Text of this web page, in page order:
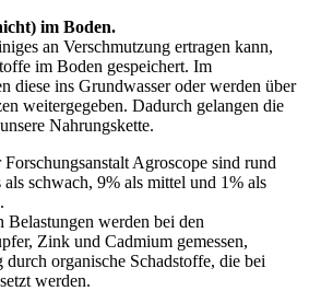
im Boden.
an Verschmutzung ertragen kann,
im Boden gespeichert. Im
diese ins Grundwasser oder werden über
weitergegeben. Dadurch gelangen die
Nahrungskette.
Agroscope sind rund
schwach, 9% als mittel und 1% als
Belastungen werden bei den
Zink und Cadmium gemessen,
durch organische Schadstoffe, die bei
werden.